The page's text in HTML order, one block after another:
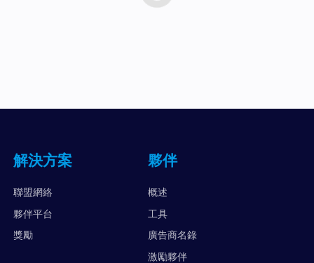
解決方案
聯盟網絡
夥伴平台
獎勵
夥伴
概述
工具
廣告商名錄
激勵夥伴